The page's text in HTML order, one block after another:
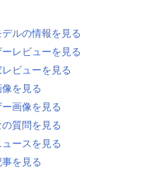
ルの情報を見る
レビューを見る
ビューを見る
を見る
画像を見る
質問を見る
ースを見る
を見る